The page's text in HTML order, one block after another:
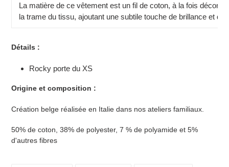
La matière de ce vêtement est un fil de coton, à la fois
la trame du tissu, ajoutant une subtile touche de brillance et de
Détails :
Rocky porte du XS
Origine et composition :
Création belge réalisée en Italie dans nos ateliers familiaux.
50% de coton, 38% de polyester, 7 % de polyamide et 5%
d'autres fibres